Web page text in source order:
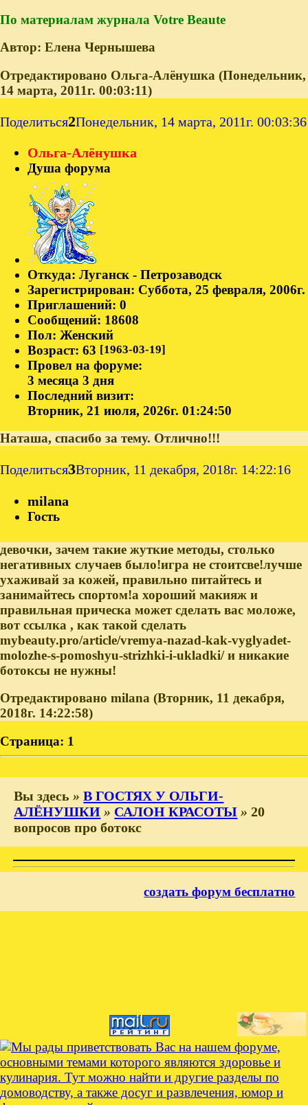
По материалам журнала Votre Beaute
Автор: Елена Чернышева
Отредактировано Ольга-Алёнушка (Понедельник,
14 марта, 2011г. 00:03:11)
Поделиться2Понедельник, 14 марта, 2011г. 00:03:36
Ольга-Алёнушка
Душа форума
Откуда: Луганск - Петрозаводск
Зарегистрирован: Суббота, 25 февраля, 2006г.
Приглашений: 0
Сообщений: 18608
Пол: Женский
Возраст: 63 [1963-03-19]
Провел на форуме:
3 месяца 3 дня
Последний визит:
Вторник, 21 июля, 2026г. 01:24:50
Наташа, спасибо за тему. Отлично!!!
Поделиться3Вторник, 11 декабря, 2018г. 14:22:16
milana
Гость
девочки, зачем такие жуткие методы, столько
негативных случаев было!игра не стоитсве!лучше
ухаживай за кожей, правильно питайтесь и
занимайтесь спортом!а хороший макияж и
правильная прическа может сделать вас моложе,
вот ссылка , как такой сделать
mybeauty.pro/article/vremya-nazad-kak-vyglyadet-
molozhe-s-pomoshyu-strizhki-i-ukladki/ и никакие
ботоксы не нужны!
Отредактировано milana (Вторник, 11 декабря,
2018г. 14:22:58)
Страница: 1
Вы здесь »В ГОСТЯХ У ОЛЬГИ-
АЛЁНУШКИ » САЛОН КРАСОТЫ »20
вопросов про ботокс
создать форум бесплатно